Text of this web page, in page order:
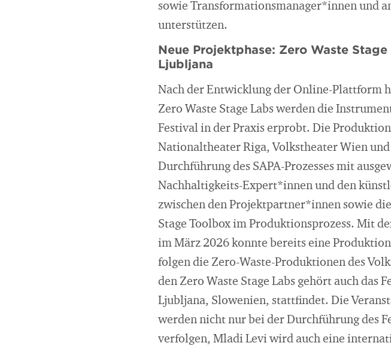
sowie Transformationsmanager*innen und
unterstützen.
Neue Projektphase: Zero Waste
Ljubljana
Nach der Entwicklung der Online-Plattform
Zero Waste Stage Labs werden die
Festival in der Praxis erprobt. Die
Nationaltheater Riga, Volkstheater Wien
Durchführung des SAPA-Prozesses mit
Nachhaltigkeits-Expert*innen und den
zwischen den Projektpartner*innen sowie
Stage Toolbox im Produktionsprozess. Mit
im März 2026 konnte bereits eine
folgen die Zero-Waste-Produktionen des
den Zero Waste Stage Labs gehört auch das
Ljubljana, Slowenien, stattfindet. Die
werden nicht nur bei der Durchführung des
verfolgen, Mladi Levi wird auch eine